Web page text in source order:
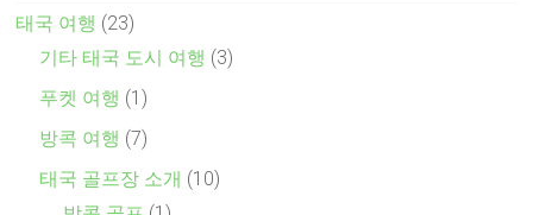
태국 여행 (23)
기타 태국 도시 여행 (3)
푸켓 여행 (1)
방콕 여행 (7)
태국 골프장 소개 (10)